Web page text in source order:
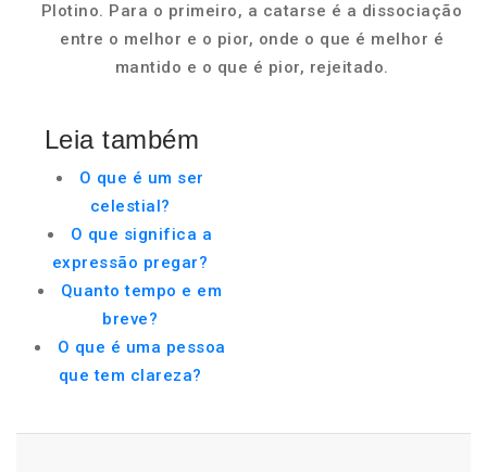
Plotino. Para o primeiro, a catarse é a dissociação
entre o melhor e o pior, onde o que é melhor é
mantido e o que é pior, rejeitado.
Leia também
O que é um ser
celestial?
O que significa a
expressão pregar?
Quanto tempo e em
breve?
O que é uma pessoa
que tem clareza?